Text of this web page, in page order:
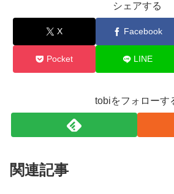
シェアする
X Facebook
Pocket LINE
tobiをフォローす
関連記事